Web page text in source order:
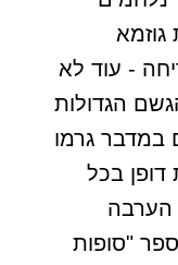
גוזמא
- עוד לא
הגדולות
במדבר גרמו
דופן בכל
הערבה
"סופות